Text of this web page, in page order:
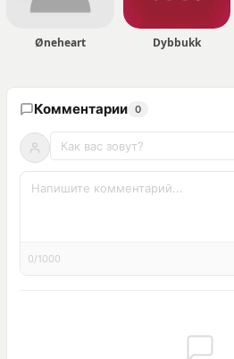
Øneheart Dybbukk
Комментарии 0
0/1000